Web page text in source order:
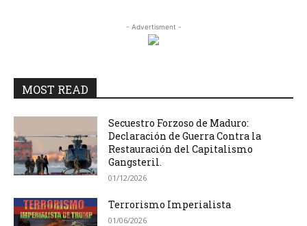
- Advertisment -
MOST READ
Secuestro Forzoso de Maduro:
Declaración de Guerra Contra la
Restauración del Capitalismo
Gangsteril.
01/12/2026
Terrorismo Imperialista
01/06/2026